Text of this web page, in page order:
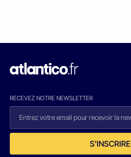
RECEVEZ NOTRE NEWSLETTER
S'INSCRIRE